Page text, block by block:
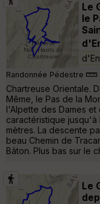
Le
le
Randonnée Pédestre
Chartreuse Orientale.
Même, le Pas de la
l'Alpette des Dames
caractéristique jusqu'à
mètres. La descente
beau Chemin de
Bâton. Plus bas sur le
Le